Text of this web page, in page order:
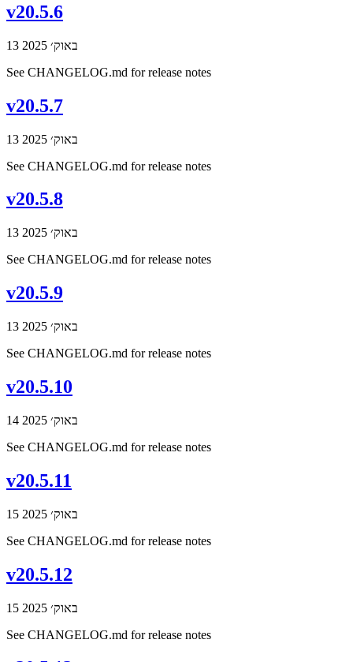
v20.5.6
13 באוק׳ 2025
See CHANGELOG.md for release notes
v20.5.7
13 באוק׳ 2025
See CHANGELOG.md for release notes
v20.5.8
13 באוק׳ 2025
See CHANGELOG.md for release notes
v20.5.9
13 באוק׳ 2025
See CHANGELOG.md for release notes
v20.5.10
14 באוק׳ 2025
See CHANGELOG.md for release notes
v20.5.11
15 באוק׳ 2025
See CHANGELOG.md for release notes
v20.5.12
15 באוק׳ 2025
See CHANGELOG.md for release notes